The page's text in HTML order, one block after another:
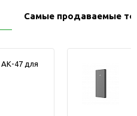
Самые продаваемые
47 для